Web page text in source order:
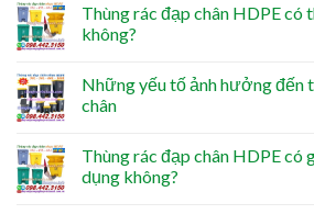
Thùng rác đạp chân HDPE
không?
Những yếu tố ảnh hưởng đến
chân
Thùng rác đạp chân HDPE có
dụng không?